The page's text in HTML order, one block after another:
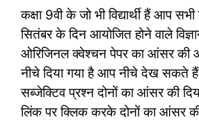
कक्षा 9वी के जो भी विद्यार्थी हैं आप
सितंबर के दिन आयोजित होने वाले
ओरिजिनल क्वेश्चन पेपर का आंसर की
नीचे दिया गया है आप नीचे देख सकते हैं
सब्जेक्टिव प्रश्न दोनों का आंसर की
लिंक पर क्लिक करके दोनों का आंसर